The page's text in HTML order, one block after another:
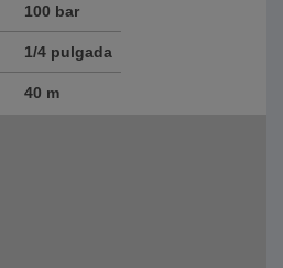
100 bar
1/4 pulgada
40 m